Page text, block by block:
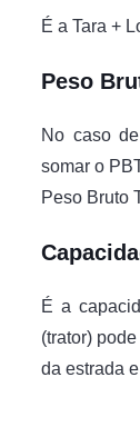
É a Tara +
Peso
No caso
somar o
Peso Bruto
É a
(trator)
da estrada